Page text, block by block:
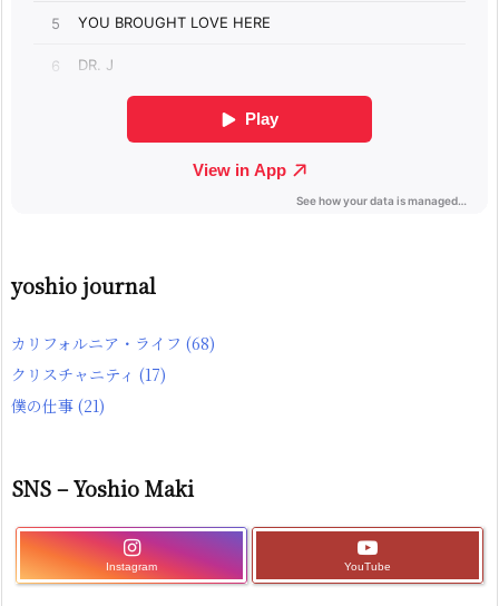
yoshio journal
カリフォルニア・ライフ (68)
クリスチャニティ (17)
僕の仕事 (21)
SNS – Yoshio Maki
Instagram YouTube